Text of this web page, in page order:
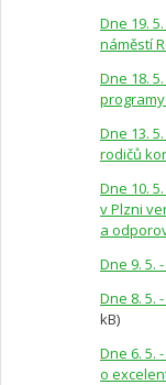
Dne 19.
náměstí
Dne 18.
Dne 13.
rodičů
Dne 10.
v Plzni
a
Dne 9. 5.
Dne 8. 5.
kB)
Dne 6. 5.
o